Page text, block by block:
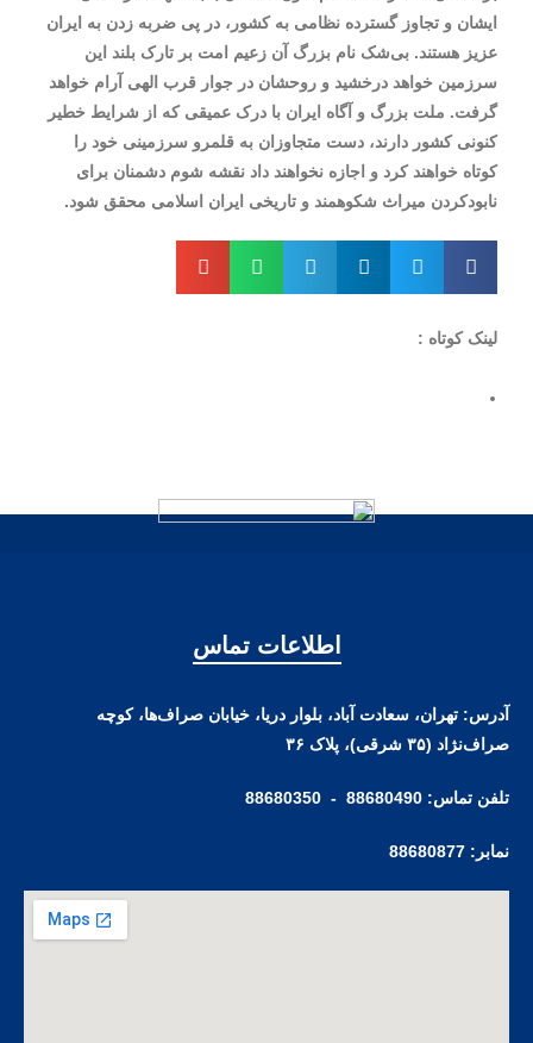
ایشان و تجاوز گسترده نظامی به کشور، در پی ضربه زدن به ایران
عزیز هستند. بی‌شک نام بزرگ آن زعیم امت بر تارک بلند این
سرزمین خواهد درخشید و روحشان در جوار قرب الهی آرام خواهد
گرفت. ملت بزرگ و آگاه ایران با درک عمیقی که از شرایط خطیر
کنونی کشور دارند، دست متجاوزان به قلمرو سرزمینی خود را
کوتاه خواهند کرد و اجازه نخواهند داد نقشه شوم دشمنان برای
نابودکردن میراث شکوهمند و تاریخی ایران اسلامی محقق شود.
لینک کوتاه :
اطلاعات تماس
آدرس: تهران، سعادت آباد، بلوار دریا، خیابان صراف‌ها، کوچه
صراف‌نژاد (۳۵ شرقی)، پلاک ۳۶
تلفن تماس: 88680490 - 88680350
نمابر: 88680877